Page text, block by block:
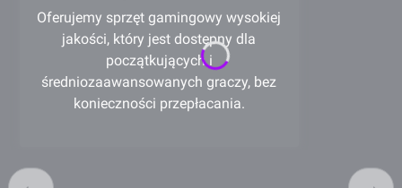
Oferujemy sprzęt gamingowy wysokiej
jakości, który jest dostępny dla
początkujących i
średniozaawansowanych graczy, bez
konieczności przepłacania.